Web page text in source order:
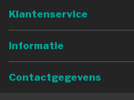
Klantenservice
Informatie
Contactgegevens